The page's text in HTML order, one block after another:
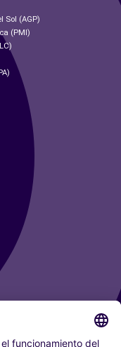
Sol (AGP)
(PMI)